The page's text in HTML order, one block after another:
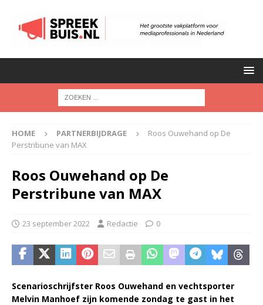
HOME PARTNERBIJDRAGE
Roos Ouwehand op De
Perstribune van MAX
Roos Ouwehand op De
Perstribune van MAX
23 september 2022 Redactie 0
Scenarioschrijfster Roos Ouwehand en vechtsporter
Melvin Manhoef zijn komende zondag te gast in het